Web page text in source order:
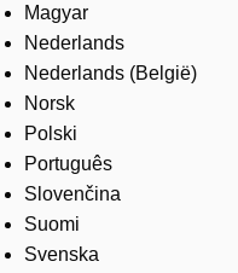
Magyar
Nederlands
Nederlands (België)
Norsk
Polski
Português
Slovenčina
Suomi
Svenska